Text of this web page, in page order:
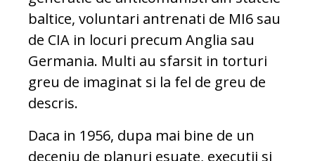
baltice, voluntari antrenati de MI6 sau
de CIA in locuri precum Anglia sau
Germania. Multi au sfarsit in torturi
greu de imaginat si la fel de greu de
descris.
Daca in 1956, dupa mai bine de un
deceniu de planuri esuate, executii si